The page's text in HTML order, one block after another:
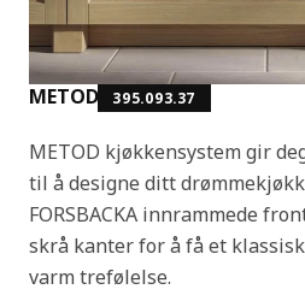
METOD 395.093.37
METOD kjøkkensystem gir
til å designe ditt
FORSBACKA innrammede
skrå kanter for å få et
varm trefølelse.